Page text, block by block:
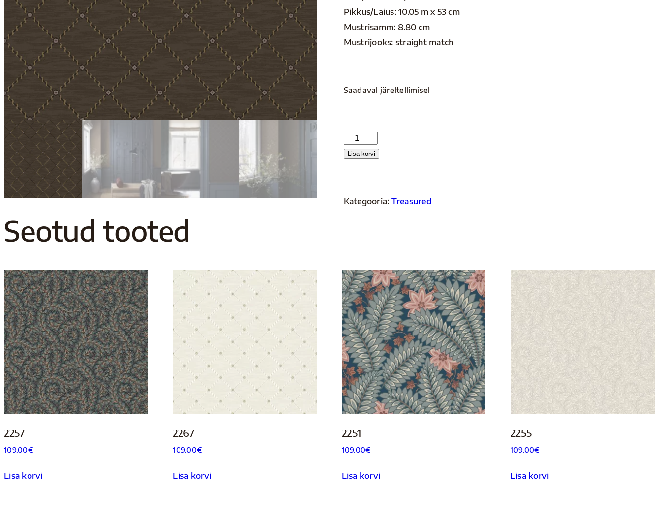
Pikkus/Laius: 10.05 m x 53 cm
Mustrisamm: 8.80 cm
Mustrijooks: straight match
Saadaval järeltellimisel
2264
kogus
Lisa korvi
Kategooria: Treasured
Seotud tooted
2257
109.00€
Lisa korvi
2267
109.00€
Lisa korvi
2251
109.00€
Lisa korvi
2255
109.00€
Lisa korvi